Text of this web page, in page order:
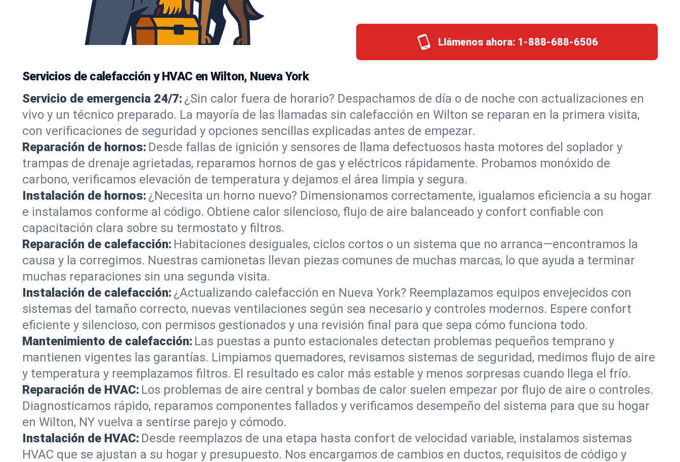
Llámenos ahora: 1-888-688-6506
Servicios de calefacción y HVAC en Wilton, Nueva York
Servicio de emergencia 24/7: ¿Sin calor fuera de horario? Despachamos de día o de noche con actualizaciones en
vivo y un técnico preparado. La mayoría de las llamadas sin calefacción en Wilton se reparan en la primera visita,
con verificaciones de seguridad y opciones sencillas explicadas antes de empezar.
Reparación de hornos: Desde fallas de ignición y sensores de llama defectuosos hasta motores del soplador y
trampas de drenaje agrietadas, reparamos hornos de gas y eléctricos rápidamente. Probamos monóxido de
carbono, verificamos elevación de temperatura y dejamos el área limpia y segura.
Instalación de hornos: ¿Necesita un horno nuevo? Dimensionamos correctamente, igualamos eficiencia a su hogar
e instalamos conforme al código. Obtiene calor silencioso, flujo de aire balanceado y confort confiable con
capacitación clara sobre su termostato y filtros.
Reparación de calefacción: Habitaciones desiguales, ciclos cortos o un sistema que no arranca—encontramos la
causa y la corregimos. Nuestras camionetas llevan piezas comunes de muchas marcas, lo que ayuda a terminar
muchas reparaciones sin una segunda visita.
Instalación de calefacción: ¿Actualizando calefacción en Nueva York? Reemplazamos equipos envejecidos con
sistemas del tamaño correcto, nuevas ventilaciones según sea necesario y controles modernos. Espere confort
eficiente y silencioso, con permisos gestionados y una revisión final para que sepa cómo funciona todo.
Mantenimiento de calefacción: Las puestas a punto estacionales detectan problemas pequeños temprano y
mantienen vigentes las garantías. Limpiamos quemadores, revisamos sistemas de seguridad, medimos flujo de aire
y temperatura y reemplazamos filtros. El resultado es calor más estable y menos sorpresas cuando llega el frío.
Reparación de HVAC: Los problemas de aire central y bombas de calor suelen empezar por flujo de aire o controles.
Diagnosticamos rápido, reparamos componentes fallados y verificamos desempeño del sistema para que su hogar
en Wilton, NY vuelva a sentirse parejo y cómodo.
Instalación de HVAC: Desde reemplazos de una etapa hasta confort de velocidad variable, instalamos sistemas
HVAC que se ajustan a su hogar y presupuesto. Nos encargamos de cambios en ductos, requisitos de código y